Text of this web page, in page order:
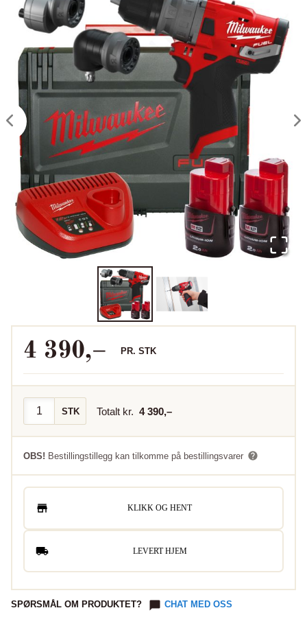
4 390,– PR. STK
STK Totalt kr. 4 390,–
OBS! Bestillingstillegg kan tilkomme på bestillingsvarer
KLIKK OG HENT
LEVERT HJEM
SPØRSMÅL OM PRODUKTET? CHAT MED OSS